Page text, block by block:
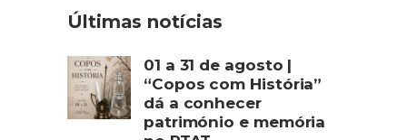
Últimas notícias
01 a 31 de agosto |
“Copos com História”
dá a conhecer
património e memória